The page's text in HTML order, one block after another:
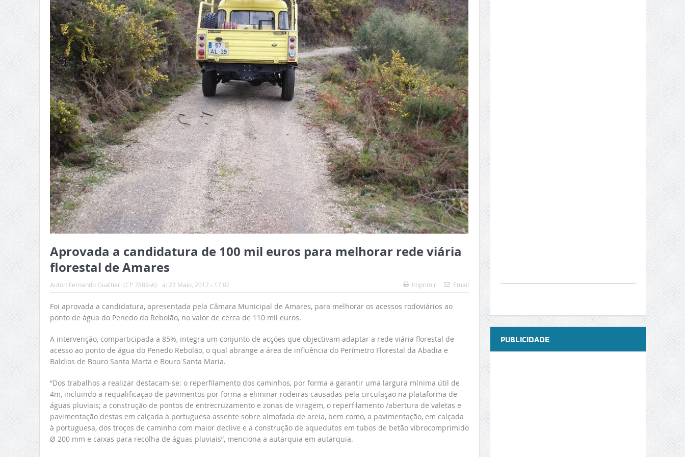
Aprovada a candidatura de 100 mil euros para melhorar rede viária
florestal de Amares
Autor: Fernando Gualtieri (CP 7889-A) a: 23 Maio, 2017 - 17:02 Imprimir Email
Foi aprovada a candidatura, apresentada pela Câmara Municipal de Amares, para melhorar os acessos rodoviários ao
ponto de água do Penedo do Rebolão, no valor de cerca de 110 mil euros.
A intervenção, comparticipada a 85%, integra um conjunto de acções que objectivam adaptar a rede viária florestal de
acesso ao ponto de água do Penedo Rebolão, o qual abrange a área de influência do Perímetro Florestal da Abadia e
Baldios de Bouro Santa Marta e Bouro Santa Maria.
“Dos trabalhos a realizar destacam-se: o reperfilamento dos caminhos, por forma a garantir uma largura mínima útil de
4m, incluindo a requalificação de pavimentos por forma a eliminar rodeiras causadas pela circulação na plataforma de
águas pluviais; a construção de pontos de entrecruzamento e zonas de viragem, o reperfilamento /abertura de valetas e
pavimentação destas em calçada à portuguesa assente sobre almofada de areia, bem como, a pavimentação, em calçada
à portuguesa, dos troços de caminho com maior declive e a construção de aquedutos em tubos de betão vibrocomprimido
Ø 200 mm e caixas para recolha de águas pluviais”, menciona a autarquia em autarquia.
PUBLICIDADE